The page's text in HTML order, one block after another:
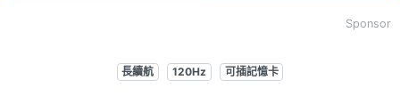
Sponsor
長續航 120Hz 可插記憶卡